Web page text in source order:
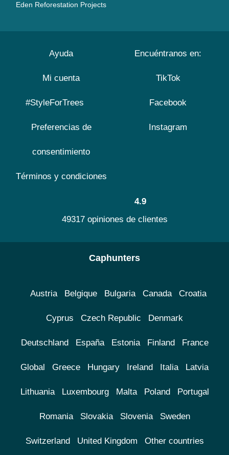
Eden Reforestation Projects
Ayuda
Mi cuenta
#StyleForTrees
Preferencias de
consentimiento
Términos y condiciones
Encuéntranos en:
TikTok
Facebook
Instagram
4.9
49317 opiniones de clientes
Caphunters
Austria Belgique Bulgaria Canada Croatia
Cyprus Czech Republic Denmark
Deutschland España Estonia Finland France
Global Greece Hungary Ireland Italia Latvia
Lithuania Luxembourg Malta Poland Portugal
Romania Slovakia Slovenia Sweden
Switzerland United Kingdom Other countries